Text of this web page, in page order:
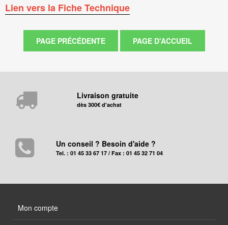
Lien vers la Fiche Technique
Livraison gratuite
dès 300€ d'achat
Un conseil ? Besoin d'aide ?
Tel. : 01 45 33 67 17 / Fax : 01 45 32 71 04
Mon compte